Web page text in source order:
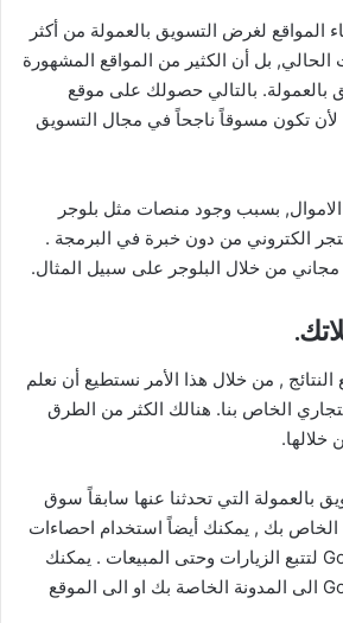
المواقع لغرض التسويق بالعمولة من أكثر
الحالي, بل أن الكثير من المواقع المشهورة
بالعمولة. بالتالي حصولك على موقع
تكون مسوقاً ناجحاً في مجال التسويق
الاموال, بسبب وجود منصات مثل بلوجر
الكتروني من دون خبرة في البرمجة .
من خلال البلوجر على سبيل المثال.
النتائج , من خلال هذا الأمر نستطيع أن نعلم
الخاص بنا. هنالك الكثر من الطرق
خلالها.
بالعمولة التي تحدثنا عنها سابقاً سوق
الخاص بك , يمكنك أيضاً استخدام احصاءات
جوجل Google Analytics لتتبع الزيارات وحتى المبيعات . يمكنك
إضافة Google Analytics الى المدونة الخاصة بك او الى الموقع